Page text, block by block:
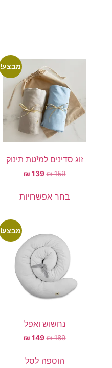
מבצע!
זוג סדינים למיֿטת תינוק
₪159
₪ 139
בחר אפשרויות
מבצע!
נחשוש ואפל
₪189
₪ 149
הוספה לסל